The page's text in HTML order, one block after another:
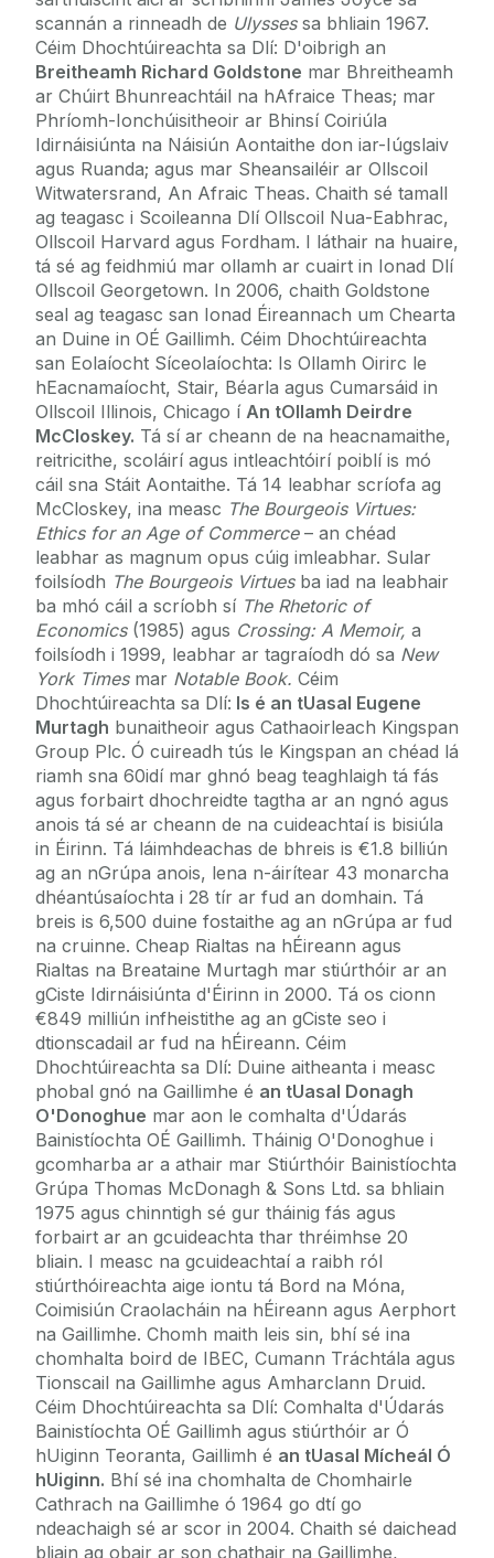
scannán a rinneadh de Ulyssessa bhliain 1967.
Céim Dhochtúireachta sa Dlí: D'oibrigh an
Breitheamh Richard Goldstone mar Bhreitheamh
ar Chúirt Bhunreachtáil na hAfraice Theas; mar
Phríomh-Ionchúisitheoir ar Bhinsí Coiriúla
Idirnáisiúnta na Náisiún Aontaithe don iar-Iúgslaiv
agus Ruanda; agus mar Sheansailéir ar Ollscoil
Witwatersrand, An Afraic Theas. Chaith sé tamall
ag teagasc i Scoileanna Dlí Ollscoil Nua-Eabhrac,
Ollscoil Harvard agus Fordham. I láthair na huaire,
tá sé ag feidhmiú mar ollamh ar cuairt in Ionad Dlí
Ollscoil Georgetown. In 2006, chaith Goldstone
seal ag teagasc san Ionad Éireannach um Chearta
an Duine in OÉ Gaillimh. Céim Dhochtúireachta
san Eolaíocht Síceolaíochta: Is Ollamh Oirirc le
hEacnamaíocht, Stair, Béarla agus Cumarsáid in
Ollscoil Illinois, Chicago í An tOllamh Deirdre
McCloskey. Tá sí ar cheann de na heacnamaithe,
reitricithe, scoláirí agus intleachtóirí poiblí is mó
cáil sna Stáit Aontaithe. Tá 14 leabhar scríofa ag
McCloskey, ina measc The Bourgeois Virtues:
Ethics for an Age of Commerce– an chéad
leabhar as magnum opus cúig imleabhar. Sular
foilsíodh The Bourgeois Virtuesba iad na leabhair
ba mhó cáil a scríobh sí The Rhetoric of
Economics(1985) agus Crossing: A Memoir, a
foilsíodh i 1999, leabhar ar tagraíodh dó sa New
York Timesmar Notable Book. Céim
Dhochtúireachta sa Dlí: Is é an tUasal Eugene
Murtagh bunaitheoir agus Cathaoirleach Kingspan
Group Plc. Ó cuireadh tús le Kingspan an chéad lá
riamh sna 60idí mar ghnó beag teaghlaigh tá fás
agus forbairt dhochreidte tagtha ar an ngnó agus
anois tá sé ar cheann de na cuideachtaí is bisiúla
in Éirinn. Tá láimhdeachas de bhreis is €1.8 billiún
ag an nGrúpa anois, lena n-áirítear 43 monarcha
dhéantúsaíochta i 28 tír ar fud an domhain. Tá
breis is 6,500 duine fostaithe ag an nGrúpa ar fud
na cruinne. Cheap Rialtas na hÉireann agus
Rialtas na Breataine Murtagh mar stiúrthóir ar an
gCiste Idirnáisiúnta d'Éirinn in 2000. Tá os cionn
€849 milliún infheistithe ag an gCiste seo i
dtionscadail ar fud na hÉireann. Céim
Dhochtúireachta sa Dlí: Duine aitheanta i measc
phobal gnó na Gaillimhe é an tUasal Donagh
O'Donoghue mar aon le comhalta d'Údarás
Bainistíochta OÉ Gaillimh. Tháinig O'Donoghue i
gcomharba ar a athair mar Stiúrthóir Bainistíochta
Grúpa Thomas McDonagh & Sons Ltd. sa bhliain
1975 agus chinntigh sé gur tháinig fás agus
forbairt ar an gcuideachta thar thréimhse 20
bliain. I measc na gcuideachtaí a raibh ról
stiúrthóireachta aige iontu tá Bord na Móna,
Coimisiún Craolacháin na hÉireann agus Aerphort
na Gaillimhe. Chomh maith leis sin, bhí sé ina
chomhalta boird de IBEC, Cumann Tráchtála agus
Tionscail na Gaillimhe agus Amharclann Druid.
Céim Dhochtúireachta sa Dlí: Comhalta d'Údarás
Bainistíochta OÉ Gaillimh agus stiúrthóir ar Ó
hUiginn Teoranta, Gaillimh é an tUasal Mícheál Ó
hUiginn. Bhí sé ina chomhalta de Chomhairle
Cathrach na Gaillimhe ó 1964 go dtí go
ndeachaigh sé ar scor in 2004. Chaith sé daichead
bliain ag obair ar son chathair na Gaillimhe,